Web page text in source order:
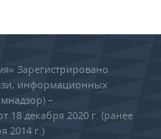
Зарегистрировано
информационных
–
декабря 2020 г. (ранее
2014 г.)